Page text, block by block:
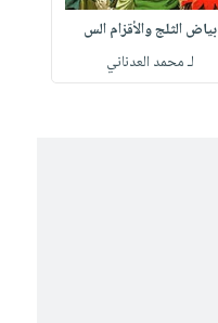
بياض الثلج والأقزام الس
لـ محمد العدناني